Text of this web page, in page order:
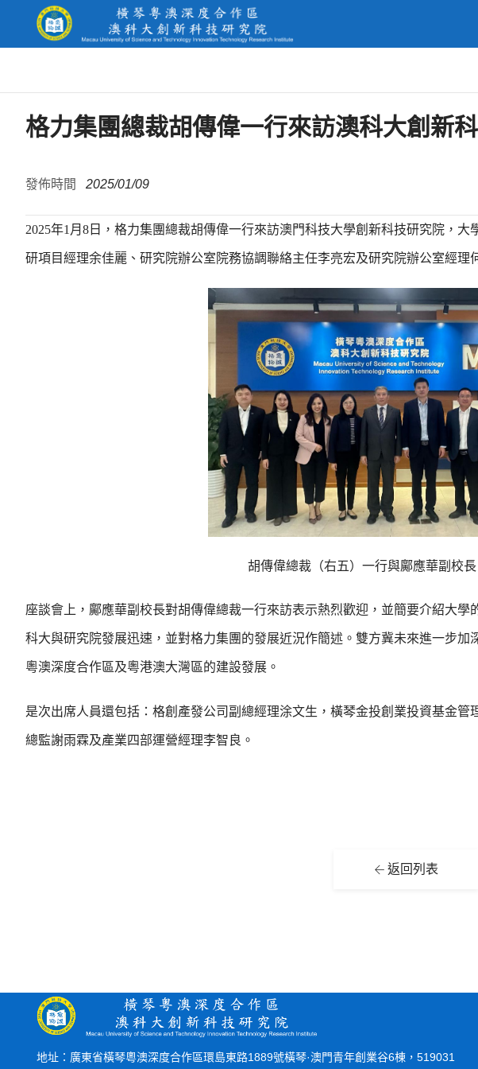
格力集團總裁胡傳偉一行來訪澳科大創新
發佈時間 2025/01/09
2025年1月8日，格力集團總裁胡傳偉一行來訪澳門科技大學創新科技研究院，
研項目經理余佳麗、研究院辦公室院務協調聯絡主任李亮宏及研究院辦公室經理
胡傳偉總裁（右五）一行與鄺應華副校
座談會上，鄺應華副校長對胡傳偉總裁一行來訪表示熱烈歡迎，並簡要介紹大
科大與研究院發展迅速，並對格力集團的發展近況作簡述。雙方冀未來進一步
粵澳深度合作區及粵港澳大灣區的建設發展。
是次出席人員還包括：格創產發公司副總經理涂文生，橫琴金投創業投資基金
總監謝雨霖及產業四部運營經理李智良。
返回列表
地址：廣東省橫琴粵澳深度合作區環島東路1889號橫琴·澳門青年創業谷6棟，519031